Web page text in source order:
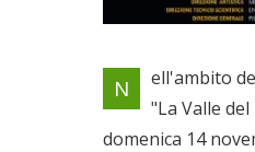
Nell'ambito delle
della 'Valle del
Il 14/11/2021
N
ell'ambito
"La Valle
domenica 14